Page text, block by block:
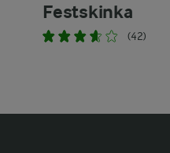
Festskinka
(42)